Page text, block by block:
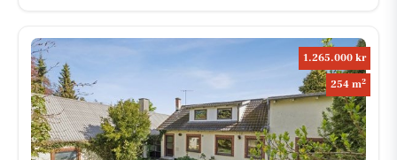
1.265.000 kr
254 m2